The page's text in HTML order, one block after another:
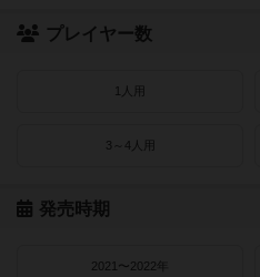
プレイヤー数
1人用
3～4人用
発売時期
2021〜2022年